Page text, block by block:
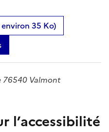
environ 35 Ko)
76540 Valmont
l’accessibilité